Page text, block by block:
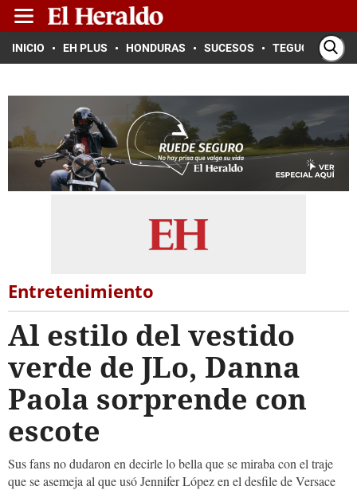
INICIO EH PLUS HONDURAS SUCESOS TEGUCIGALPA
Entretenimiento
Al estilo del vestido
verde de JLo, Danna
Paola sorprende con
escote
Sus fans no dudaron en decirle lo bella que se miraba con el traje
que se asemeja al que usó Jennifer López en el desfile de Versace